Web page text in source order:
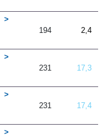
194
2,4
231
17,3
231
17,4